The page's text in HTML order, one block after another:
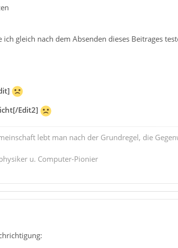
gleich nach dem Absenden dieses Beitrages
Edit2]
lebt man nach der Grundregel, die
u. Computer-Pionier